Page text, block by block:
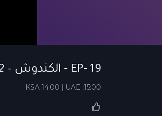
EP- 19 - الكندوش – 2 | الحلقة 19
KSA 14:00 | UAE :15:00